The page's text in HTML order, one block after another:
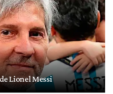
Lionel Messi